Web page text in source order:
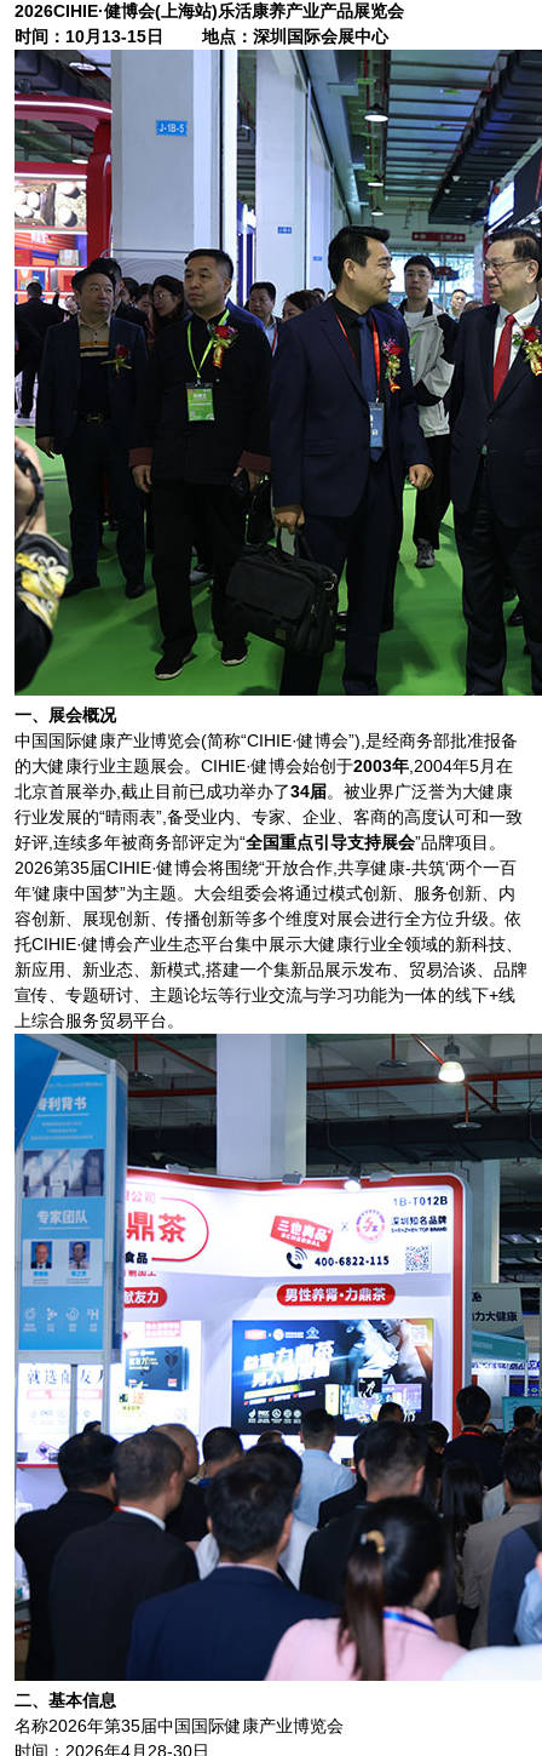
2026CIHIE·健博会( 上海站)乐活康养产业产品展览会
时间：10月13-15日 地点：深圳国际会展中心
一、展会概况
中国国际健康产业博览会(简称“CIHIE·健博会”),是经商务部批准报备
的大健康行业主题展会。CIHIE·健博会始创于2003年 ,2004年5月在
北京首展举办,截止目前已成功举办了34届。被业界广泛誉为大健康
行业发展的“晴雨表”,备受业内、专家、企业、客商的高度认可和一致
好评,连续多年被商务部评定为“全国重点引导支持展会”品牌项目。
2026第35届CIHIE·健博会将围绕“开放合作,共享健康-共筑‘两个一百
年’健康中国梦”为主题。大会组委会将通过模式创新、服务创新、内
容创新、展现创新、传播创新等多个维度对展会进行全方位升级。依
托CIHIE·健博会产业生态平台集中展示大健康行业全领域的新科技、
新应用、新业态、新模式,搭建一个集新品展示发布、贸易洽谈、品牌
宣传、专题研讨、主题论坛等行业交流与学习功能为一体的线下+线
上综合服务贸易平台。
二、基本信息
名称2026年第35届中国国际健康产业博览会
时间：2026年4月28-30日